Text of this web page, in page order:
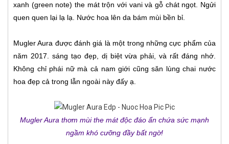
xanh (green note) the mát trộn với vani và gỗ chát ngọt. Ngửi
quen quen lại lạ lạ. Nước hoa lên da bám mùi bền bỉ.
Mugler Aura được đánh giá là một trong những cực phẩm của
năm 2017. sáng tạo đẹp, dị biệt vừa phải, và rất đáng nhớ.
Không chỉ phái nữ mà cả nam giới cũng săn lùng chai nước
hoa đẹp cả trong lẫn ngoài này đấy ạ.
Mugler Aura thơm mùi the mát độc đáo ẩn chứa sức mạnh
ngầm khó cưỡng đầy bất ngờ!